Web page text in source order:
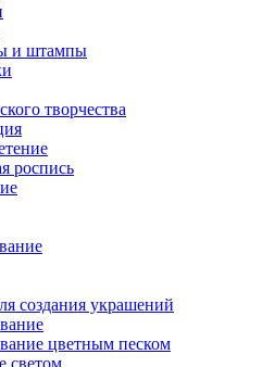
и штампы
творчества
роспись
создания украшений
цветным песком
светом